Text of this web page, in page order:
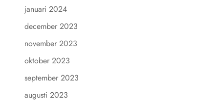
januari 2024
december 2023
november 2023
oktober 2023
september 2023
augusti 2023